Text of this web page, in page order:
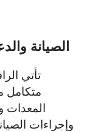
الصيانة
تأتي
متكامل
المعدات
وإجراءات